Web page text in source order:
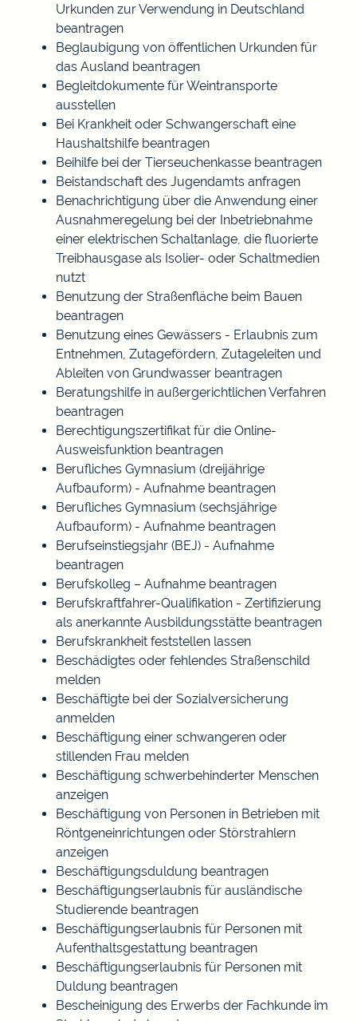
Urkunden zur Verwendung in Deutschland
beantragen
Beglaubigung von öffentlichen Urkunden für
das Ausland beantragen
Begleitdokumente für Weintransporte
ausstellen
Bei Krankheit oder Schwangerschaft eine
Haushaltshilfe beantragen
Beihilfe bei der Tierseuchenkasse beantragen
Beistandschaft des Jugendamts anfragen
Benachrichtigung über die Anwendung einer
Ausnahmeregelung bei der Inbetriebnahme
einer elektrischen Schaltanlage, die fluorierte
Treibhausgase als Isolier- oder Schaltmedien
nutzt
Benutzung der Straßenfläche beim Bauen
beantragen
Benutzung eines Gewässers - Erlaubnis zum
Entnehmen, Zutagefördern, Zutageleiten und
Ableiten von Grundwasser beantragen
Beratungshilfe in außergerichtlichen Verfahren
beantragen
Berechtigungszertifikat für die Online-
Ausweisfunktion beantragen
Berufliches Gymnasium (dreijährige
Aufbauform) - Aufnahme beantragen
Berufliches Gymnasium (sechsjährige
Aufbauform) - Aufnahme beantragen
Berufseinstiegsjahr (BEJ) - Aufnahme
beantragen
Berufskolleg – Aufnahme beantragen
Berufskraftfahrer-Qualifikation - Zertifizierung
als anerkannte Ausbildungsstätte beantragen
Berufskrankheit feststellen lassen
Beschädigtes oder fehlendes Straßenschild
melden
Beschäftigte bei der Sozialversicherung
anmelden
Beschäftigung einer schwangeren oder
stillenden Frau melden
Beschäftigung schwerbehinderter Menschen
anzeigen
Beschäftigung von Personen in Betrieben mit
Röntgeneinrichtungen oder Störstrahlern
anzeigen
Beschäftigungsduldung beantragen
Beschäftigungserlaubnis für ausländische
Studierende beantragen
Beschäftigungserlaubnis für Personen mit
Aufenthaltsgestattung beantragen
Beschäftigungserlaubnis für Personen mit
Duldung beantragen
Bescheinigung des Erwerbs der Fachkunde im